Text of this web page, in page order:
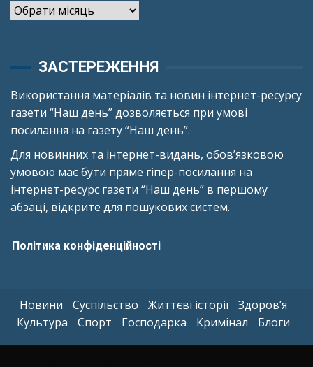
Архіви
ЗАСТЕРЕЖЕННЯ
Використання матеріалів та новин інтернет-ресурсу
газети “Наш день” дозволяється при умові
посилання на газету “Наш день”.
Для новинних та інтернет-видань, обов’язковою
умовою має бути пряме гіпер-посилання на
інтернет-ресурс газети “Наш день” в першому
абзаці, відкрите для пошукових систем.
Політика конфіденційності
Новини Суспільство Життєві історії
Здоров’я
Культура
Спорт Господарка Кримінал Блоги